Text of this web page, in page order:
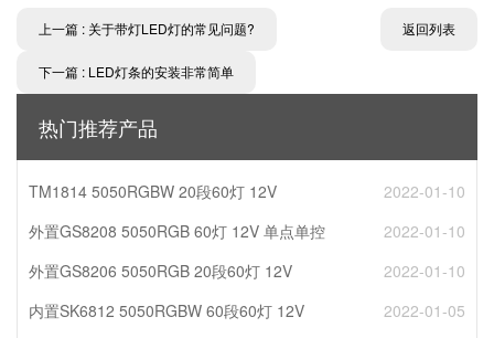
上一篇 : 关于带灯LED灯的常见问题? 返回列表
下一篇 : LED灯条的安装非常简单
热门推荐产品
TM1814 5050RGBW 20段60灯 12V
2022-01-10
外置GS8208 5050RGB 60灯 12V 单点单控
2022-01-10
外置GS8206 5050RGB 20段60灯 12V
2022-01-10
内置SK6812 5050RGBW 60段60灯 12V
2022-01-05